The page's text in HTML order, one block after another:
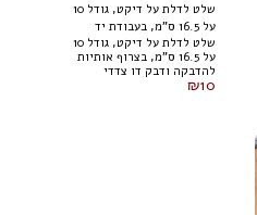
שלט לדלת על דיקט, גודל 10
על 16.5 ס"מ, בעבודת יד
שלט לדלת על דיקט, גודל 10
על 16.5 ס"מ, בצרוף אותיות
להדבקה ודבק דו צדדי
₪10